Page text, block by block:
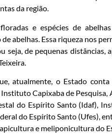
da região.
e espécies de
abelhas. Essa riqueza nos
seja, de pequenas
atualmente, o Estado
Capixaba de
do Espírito Santo (Idaf),
do Espírito Santo (Ufes),
e meliponicultura do